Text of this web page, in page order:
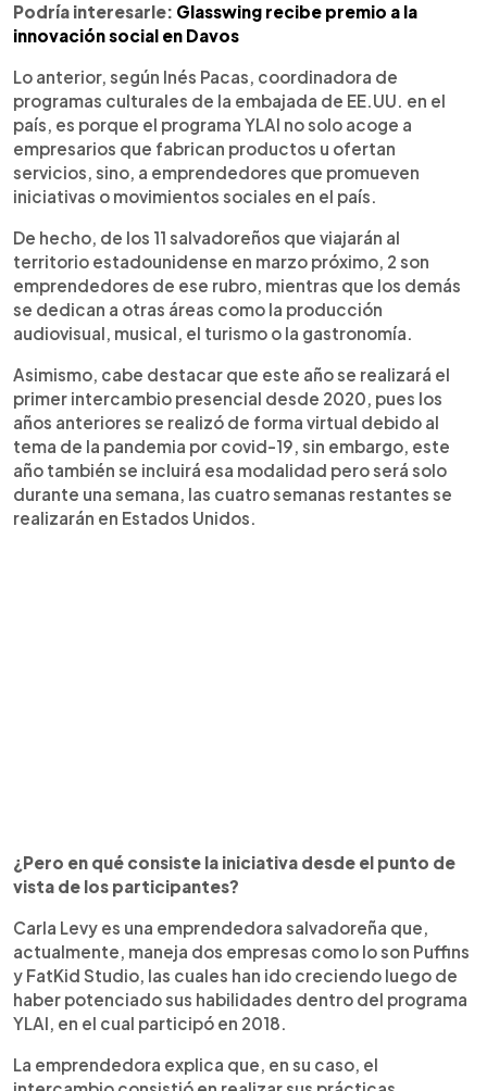
Podría interesarle: Glasswing recibe premio a la
innovación social en Davos
Lo anterior, según Inés Pacas, coordinadora de
programas culturales de la embajada de EE.UU. en el
país, es porque el programa YLAI no solo acoge a
empresarios que fabrican productos u ofertan
servicios, sino, a emprendedores que promueven
iniciativas o movimientos sociales en el país.
De hecho, de los 11 salvadoreños que viajarán al
territorio estadounidense en marzo próximo, 2 son
emprendedores de ese rubro, mientras que los demás
se dedican a otras áreas como la producción
audiovisual, musical, el turismo o la gastronomía.
Asimismo, cabe destacar que este año se realizará el
primer intercambio presencial desde 2020, pues los
años anteriores se realizó de forma virtual debido al
tema de la pandemia por covid-19, sin embargo, este
año también se incluirá esa modalidad pero será solo
durante una semana, las cuatro semanas restantes se
realizarán en Estados Unidos.
¿Pero en qué consiste la iniciativa desde el punto de
vista de los participantes?
Carla Levy es una emprendedora salvadoreña que,
actualmente, maneja dos empresas como lo son Puffins
y FatKid Studio, las cuales han ido creciendo luego de
haber potenciado sus habilidades dentro del programa
YLAI, en el cual participó en 2018.
La emprendedora explica que, en su caso, el